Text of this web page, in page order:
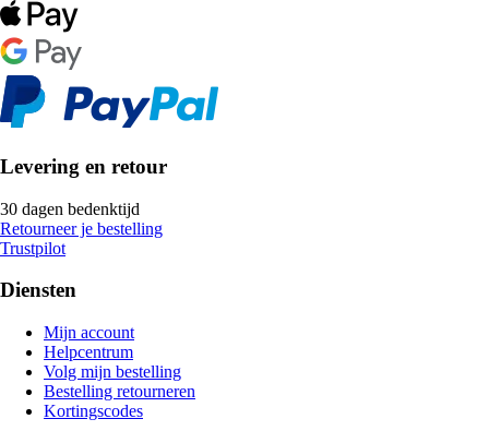
Levering en retour
30 dagen bedenktijd
Retourneer je bestelling
Trustpilot
Diensten
Mijn account
Helpcentrum
Volg mijn bestelling
Bestelling retourneren
Kortingscodes